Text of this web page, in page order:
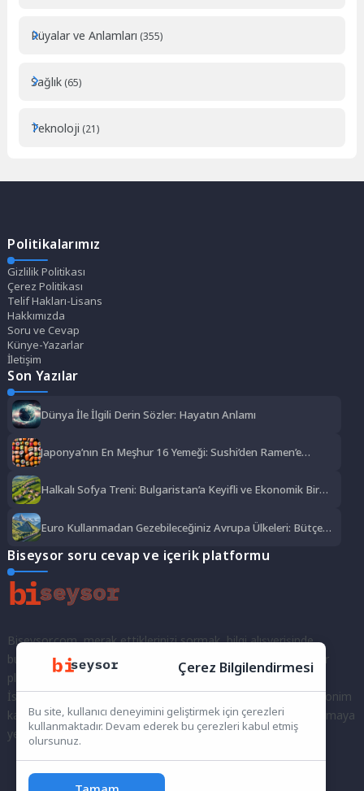
Rüyalar ve Anlamları (355)
Sağlık (65)
Teknoloji (21)
Politikalarımız
Gizlilik Politikası
Çerez Politikası
Telif Hakları-Lisans
Hakkımızda
Soru ve Cevap
Künye-Yazarlar
İletişim
Son Yazılar
Dünya İle İlgili Derin Sözler: Hayatın Anlamı
Japonya’nın En Meşhur 16 Yemeği: Sushi’den Ramen’e
Halkalı Sofya Treni: Bulgaristan’a Keyifli ve Ekonomik Bir
Euro Kullanmadan Gezebileceğiniz Avrupa Ülkeleri: Bütçe
Biseysor soru cevap ve içerik platformu
Biseysor.com, merak ettiklerinizi sormak, bilgi alışverişinde
bulunmak ve fikirlerinizi paylaşmak için bir araya geldiğimiz bir
platformdur.
İster kayıtlı bir kullanıcı olarak topluluğumuza katılın, ister anonim
kalarak sorularınızı yöneltin; burada her türlü soruya ve tartışmaya
yer var. Bilgiyi keşfetmek ve paylaşmak için bize katılın!
Çerez Bilgilendirmesi
Bu site, kullanıcı deneyimini geliştirmek için çerezleri
kullanmaktadır. Devam ederek bu çerezleri kabul etmiş
olursunuz.